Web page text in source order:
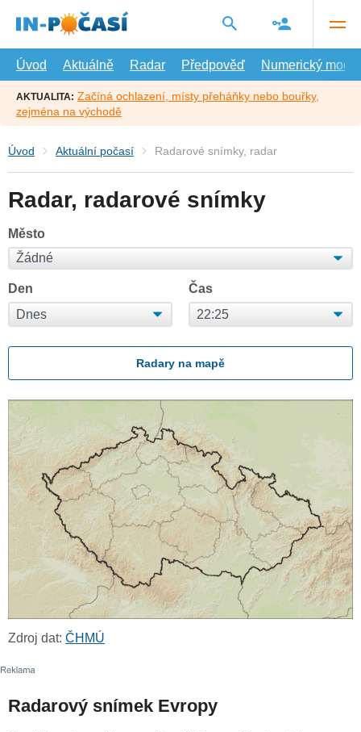
hlavní
Úvod
Aktuálně Radar Předpověď Numerický model
AKTUALITA: Začíná ochlazení, místy přeháňky nebo bouřky,
zejména na východě
Úvod Aktuální počasí Radarové snímky, radar
Radar, radarové snímky
Město
Den Čas
Radary na mapě
Zdroj dat: ČHMÚ
Radarový snímek Evropy